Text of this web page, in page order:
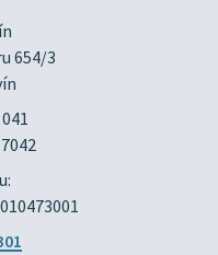
654/3